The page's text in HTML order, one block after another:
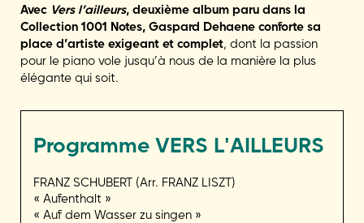
Avec Vers l’ailleurs, deuxième album paru dans la
Collection 1001 Notes, Gaspard Dehaene conforte sa
place d’artiste exigeant et complet, dont la passion
pour le piano vole jusqu’à nous de la manière la plus
élégante qui soit.
Programme VERS L'AILLEURS
FRANZ SCHUBERT (Arr. FRANZ LISZT)
« Aufenthalt »
« Auf dem Wasser zu singen »